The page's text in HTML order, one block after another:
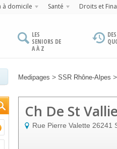
à domicile Santé Droits et
LES
SENIORS DE
A À Z
Medipages > SSR Rhône-Alpes
Ch De St
Rue Pierre Valette 26241